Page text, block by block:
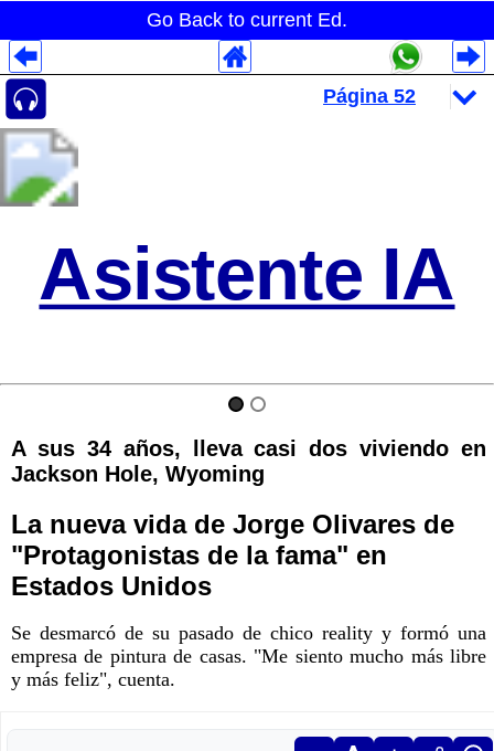
Go Back to current Ed.
Asistente IA
A sus 34 años, lleva casi dos viviendo en
Jackson Hole, Wyoming
La nueva vida de Jorge Olivares de
"Protagonistas de la fama" en
Estados Unidos
Se desmarcó de su pasado de chico reality y formó una
empresa de pintura de casas. "Me siento mucho más libre
y más feliz", cuenta.
Despliegues Analytics
Despliegues Totales
Despliegues por Rubros